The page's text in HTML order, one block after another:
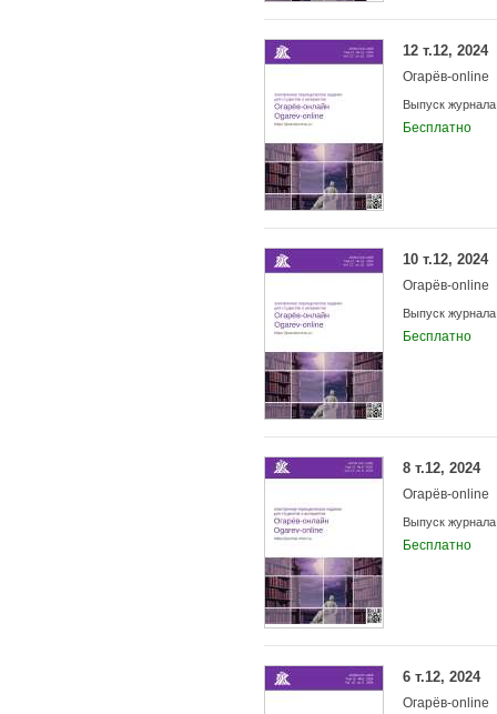
12 т.12, 2024
Огарёв-online
Выпуск журнала
Бесплатно
10 т.12, 2024
Огарёв-online
Выпуск журнала
Бесплатно
8 т.12, 2024
Огарёв-online
Выпуск журнала
Бесплатно
6 т.12, 2024
Огарёв-online